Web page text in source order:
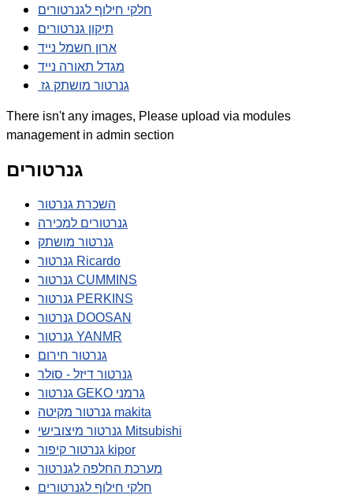
חלקי חילוף לגנרטורים
תיקון גנרטורים
ארון חשמל נייד
מגדל תאורה נייד
גנרטור מושתק גז
There isn't any images, Please upload via modules
management in admin section
גנרטורים
השכרת גנרטור
גנרטורים למכירה
גנרטור מושתק
גנרטור Ricardo
גנרטור CUMMINS
גנרטור PERKINS
גנרטור DOOSAN
גנרטור YANMR
גנרטור חירום
גנרטור דיזל - סולר
גנרטור GEKO גרמני
גנרטור מקיטה makita
גנרטור מיצובישי Mitsubishi
גנרטור קיפור kipor
מערכת החלפה לגנרטור
חלקי חילוף לגנרטורים